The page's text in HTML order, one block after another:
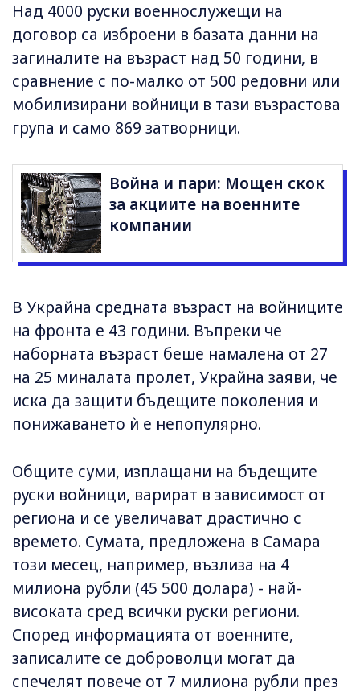
Над 4000 руски военнослужещи на
договор са изброени в базата данни на
загиналите на възраст над 50 години, в
сравнение с по-малко от 500 редовни или
мобилизирани войници в тази възрастова
група и само 869 затворници.
Война и пари: Мощен скок
за акциите на военните
компании
В Украйна средната възраст на войниците
на фронта е 43 години. Въпреки че
наборната възраст беше намалена от 27
на 25 миналата пролет, Украйна заяви, че
иска да защити бъдещите поколения и
понижаването ѝ е непопулярно.
Общите суми, изплащани на бъдещите
руски войници, варират в зависимост от
региона и се увеличават драстично с
времето. Сумата, предложена в Самара
този месец, например, възлиза на 4
милиона рубли (45 500 долара) - най-
високата сред всички руски региони.
Според информацията от военните,
записалите се доброволци могат да
спечелят повече от 7 милиона рубли през